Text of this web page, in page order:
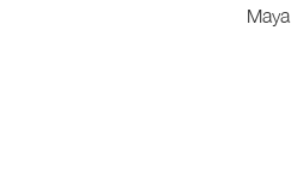
Maya